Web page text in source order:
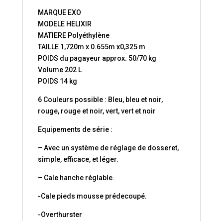
MARQUE EXO
MODELE HELIXIR
MATIERE Polyéthylène
TAILLE 1,720m x 0.655m x0,325 m
POIDS du pagayeur approx. 50/70 kg
Volume 202 L
POIDS 14 kg
6 Couleurs possible : Bleu, bleu et noir,
rouge, rouge et noir, vert, vert et noir
Equipements de série :
– Avec un système de réglage de dosseret,
simple, efficace, et léger.
– Cale hanche réglable.
-Cale pieds mousse prédecoupé.
-Overthurster